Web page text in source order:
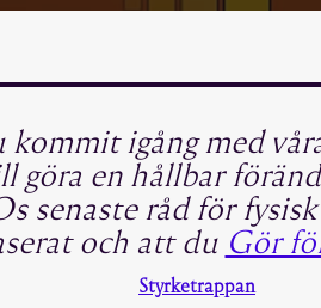
kommit igång med
göra en hållbar
senaste råd för
och att du Gör
Styrketrappan